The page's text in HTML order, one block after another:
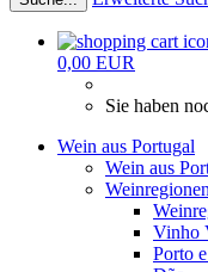
0,00 EUR
Sie haben
Wein aus Portugal
Wein aus
Weinregionen
Vinho
Porto